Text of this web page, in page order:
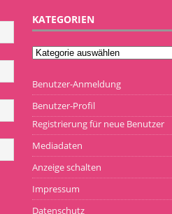
KATEGORIEN
Benutzer-Anmeldung
Benutzer-Profil
Registrierung für neue Benutzer
Mediadaten
Anzeige schalten
Impressum
Datenschutz